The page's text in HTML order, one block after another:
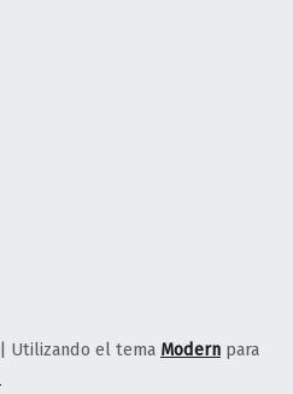
| Utilizando el tema Modern para